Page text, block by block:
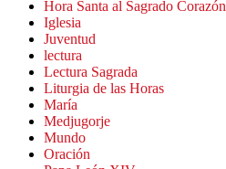
Hora Santa al Sagrado Corazón
Iglesia
Juventud
lectura
Lectura Sagrada
Liturgia de las Horas
María
Medjugorje
Mundo
Oración